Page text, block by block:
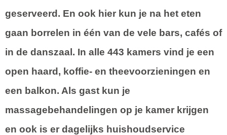
geserveerd. En ook hier kun je na het eten
gaan borrelen in één van de vele bars, cafés of
in de danszaal. In alle 443 kamers vind je een
open haard, koffie- en theevoorzieningen en
een balkon. Als gast kun je
massagebehandelingen op je kamer krijgen
en ook is er dagelijks huishoudservice